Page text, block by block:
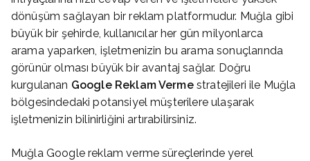
dönüşüm sağlayan bir reklam platformudur. Muğla gibi
büyük bir şehirde, kullanıcılar her gün milyonlarca
arama yaparken, işletmenizin bu arama sonuçlarında
görünür olması büyük bir avantaj sağlar. Doğru
kurgulanan Google Reklam Vermestratejileri ile Muğla
bölgesindedaki potansiyel müşterilere ulaşarak
işletmenizin bilinirliğini artırabilirsiniz.
Muğla Google reklam verme süreçlerinde yerel